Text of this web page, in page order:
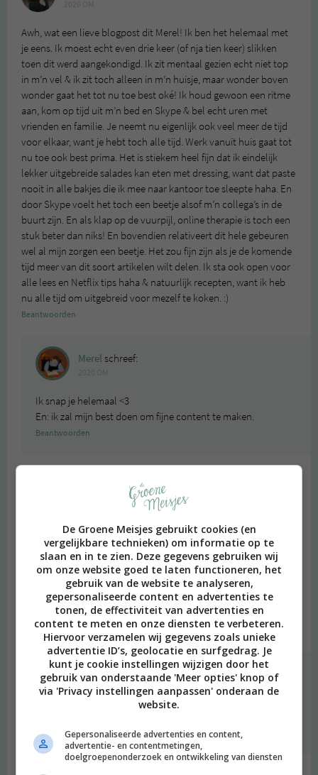
Awh, wat een lieve blogpost dit Merel! Ik ben het helemaal met
je eens. Ik moest echt even drie keer (of nja tien keer) slikken
toen dit werd aangekondigd. Ik zit mentaal gezien echt niet top
in m’n vel & ik zit toch alleen in m’n huisje, maar wonder boven
wonder gaat het tot nu toe best oké! Ik houd gewoon een ritme
aan, kom op tijd uit m’n bed en Skype & bel echt uren met
vrienden en familie. Je neemt nu eigenlijk ook veel meer de tijd
voor elkaar, want je hebt toch alle tijd. Werk vanuit huis gaat tot
nu toe ook best prima. Het is stiekem heel fijn dat ik eindelijk
lekker uitgebreide salades kan eten met dressing, want dat paste
nooit in alle bakjes die ik mee naar kantoor toe sleepte haha. En
door Skype voelt het toch een beetje alsof m’n collega’s in de
buurt zijn. En als klap op de vuurpijl, online therapie is toch een
stuk beter dan niks! En bovendien relativeert dit hele gebeuren
wel al mijn zorgen een beetje. Het zou fijn zijn als je de komende
tijd meer van dit soort artikelen wilt delen. Ik sta ook open voor
alle lees en Netflix tips haha & natuurlijk recepten, want ik heb
nu alle tijd om uitgebreid voor mezelf te koken. :)
Beantwoorden
Merel schreef:
Ik snap je helemaal <3
En: ik zal mijn best doen om fijne content te maken.
Beantwoorden
een hele week geprobeerd te hebben alles zo normaal mogelijk
door te laten gaan in een gezin waarin ineens iedereen thuis zit is
dit vandaag geknapt. Nu mag ik even stilstaan en dan zien we
vanaf morgen wel weer wat wel kan in deze rare situatie.
Compliment voor mezelf is dat ik dit nu uit durf te spreken en
neer durf te zetten. We komen hier wel doorheen!
Beantwoorden
Merelschreef:
2020 OM
Beantwoorden
De Groene Meisjes gebruikt cookies (en
vergelijkbare technieken) om informatie op te
slaan en in te zien. Deze gegevens gebruiken wij
om onze website goed te laten functioneren, het
gebruik van de website te analyseren,
gepersonaliseerde content en advertenties te
tonen, de effectiviteit van advertenties en
content te meten en onze diensten te verbeteren.
Hiervoor verzamelen wij gegevens zoals unieke
advertentie ID’s, geolocatie en surfgedrag. Je
kunt je cookie instellingen wijzigen door het
gebruik van onderstaande 'Meer opties' knop of
via 'Privacy instellingen aanpassen' onderaan de
website.
Gepersonaliseerde advertenties en content,
advertentie- en contentmetingen,
doelgroepenonderzoek en ontwikkeling van diensten